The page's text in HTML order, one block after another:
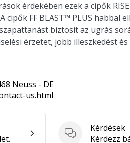
érdekében ezek a cipők
cipők FF BLAST™ PLUS habbal
biztosít az ugrás
érzetet, jobb illeszkedést
Neuss - DE
us.html
Kérdések
Kérdések
Kérdezz